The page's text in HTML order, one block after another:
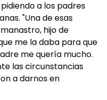
a los padres
"Una de esas
hijo de
me la daba para que
me quería mucho.
las circunstancias
a darnos en